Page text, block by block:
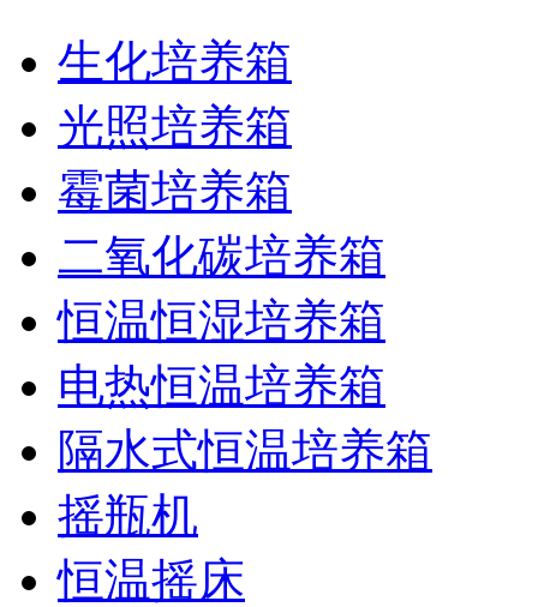
生化培养箱
光照培养箱
霉菌培养箱
二氧化碳培养箱
恒温恒湿培养箱
电热恒温培养箱
隔水式恒温培养箱
摇瓶机
恒温摇床